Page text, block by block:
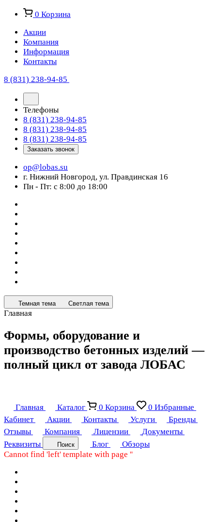
0 Корзина
Акции
Компания
Информация
Контакты
8 (831) 238-94-85
Телефоны
8 (831) 238-94-85
8 (831) 238-94-85
8 (831) 238-94-85
Заказать звонок
op@lobas.su
г. Нижний Новгород, ул. Правдинская 16
Пн - Пт: с 8:00 до 18:00
Темная тема Светлая тема
Главная
Формы, оборудование и
производство бетонных изделий —
полный цикл от завода ЛОБАС
Главная Каталог 0 Корзина 0 Избранные
Кабинет
Акции Контакты Услуги
Бренды
Отзывы
Компания Лицензии
Документы
Реквизиты
Поиск Блог
Обзоры
Cannot find 'left' template with page ''